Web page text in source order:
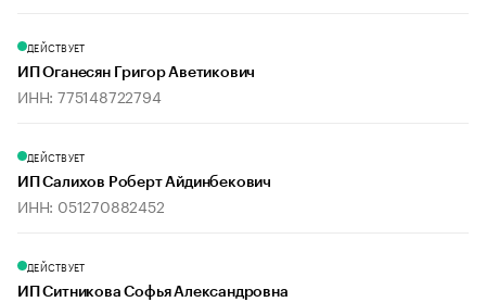
ДЕЙСТВУЕТ
ИП Оганесян Григор Аветикович
ИНН: 775148722794
ДЕЙСТВУЕТ
ИП Салихов Роберт Айдинбекович
ИНН: 051270882452
ДЕЙСТВУЕТ
ИП Ситникова Софья Александровна